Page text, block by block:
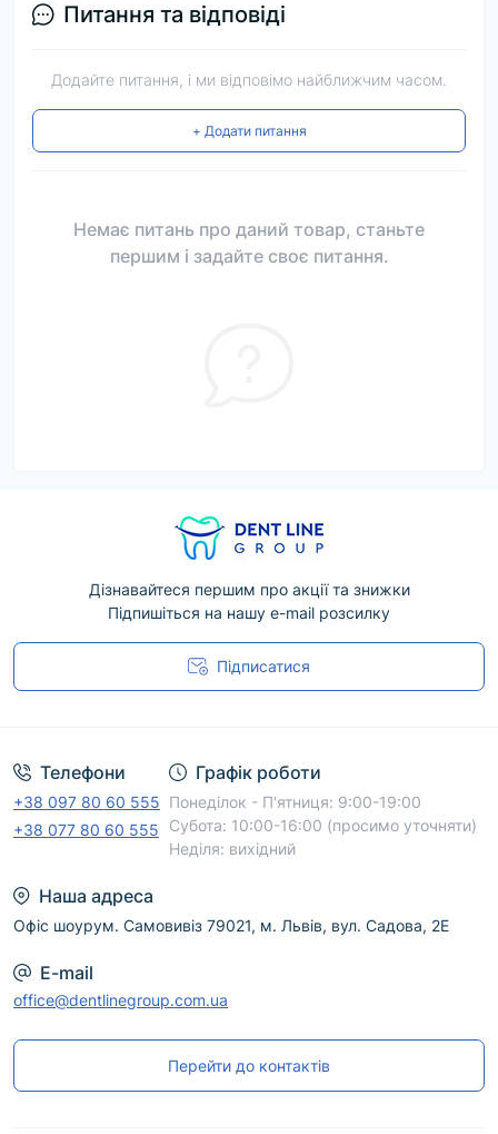
Питання та відповіді
Додайте питання, і ми відповімо найближчим часом.
+ Додати питання
Немає питань про даний товар, станьте
першим і задайте своє питання.
Дізнавайтеся першим про акції та знижки
Підпишіться на нашу e-mail розсилку
Підписатися
Телефони
+38 097 80 60 555
+38 077 80 60 555
Графік роботи
Понеділок - П'ятниця: 9:00-19:00
Субота: 10:00-16:00 (просимо уточняти)
Неділя: вихідний
Наша адреса
Офіс шоурум. Самовивіз 79021, м. Львів, вул. Садова, 2Е
E-mail
office@dentlinegroup.com.ua
Перейти до контактів